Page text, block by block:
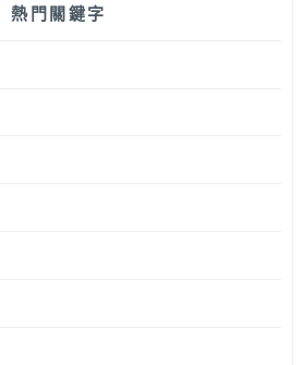
熱門關鍵字